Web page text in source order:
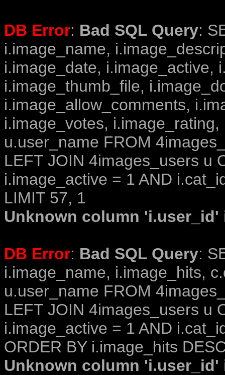
DB Error: Bad SQL Query:
i.image_name,
i.image_date, i.image_active,
i.image_thumb_file,
i.image_allow_comments,
i.image_votes,
u.user_name FROM
LEFT JOIN 4images_users u
i.image_active = 1 AND
LIMIT 57, 1
Unknown column
DB Error: Bad SQL Query:
i.image_name, i.image_hits,
u.user_name FROM
LEFT JOIN 4images_users u
i.image_active = 1 AND
ORDER BY i.image_hits
Unknown column